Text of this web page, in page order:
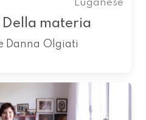
Luganese
materia
Danna Olgiati